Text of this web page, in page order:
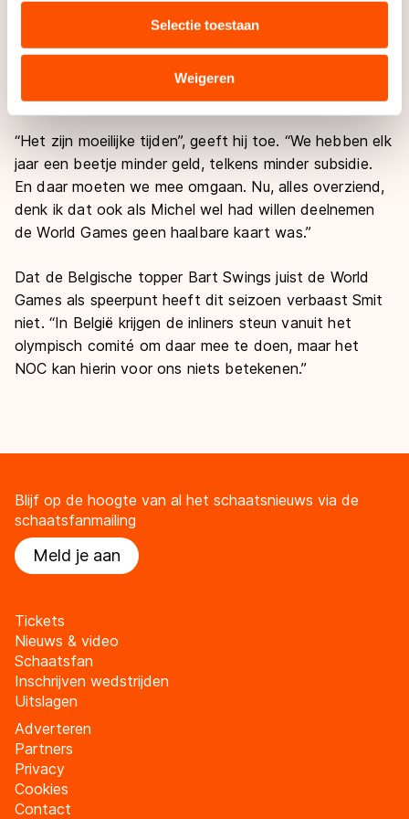
combineren met andere gegevens die u aan hen heeft
verstrekt of die zij hebben verzameld via hun services.
Sommige partners kunnen gegevens doorgeven aan
landen buiten de EU, zoals de VS, waar mogelijk geen
adequaat beschermingsniveau geldt volgens de GDPR.
Door op ‘Toestaan’ te klikken, stemt u in met deze
overdracht. Meer informatie vindt u in onscookiebeleid
Selectie toestaan
Weigeren
grote toernooien rijden, maar als disciplinemanager
moet ik ook kijken naar de financiële kant van de
inlinesport”, zegt hij en daarbij wil Smit niet alleen geld
steken in de absolute top van het inline, maar ook in
de bredere wedstrijdsport. En dat is in deze tijd lastig.
“Het zijn moeilijke tijden”, geeft hij toe. “We hebben elk
jaar een beetje minder geld, telkens minder subsidie.
En daar moeten we mee omgaan. Nu, alles overziend,
denk ik dat ook als Michel wel had willen deelnemen
de World Games geen haalbare kaart was.”
Dat de Belgische topper Bart Swings juist de World
Games als speerpunt heeft dit seizoen verbaast Smit
niet. “In België krijgen de inliners steun vanuit het
olympisch comité om daar mee te doen, maar het
NOC kan hierin voor ons niets betekenen.”
Blijf op de hoogte van al het schaatsnieuws via de
schaatsfanmailing
Meld je aan
Tickets
Nieuws & video
Schaatsfan
Inschrijven wedstrijden
Uitslagen
Adverteren
Partners
Privacy
Cookies
Contact